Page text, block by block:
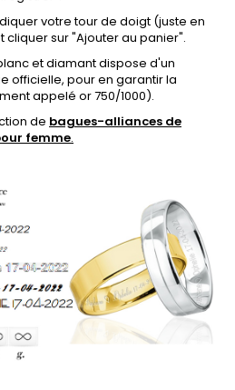
votre tour de doigt (juste en
cliquer sur "Ajouter au panier".
et diamant dispose d'un
officielle, pour en garantir la
appelé or 750/1000).
de bagues-alliances de
femme.